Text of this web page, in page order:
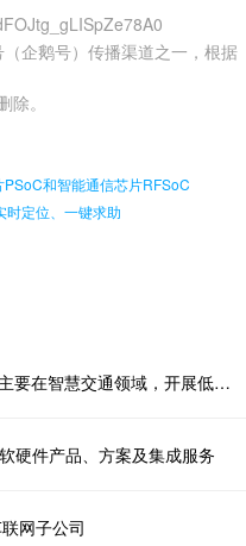
企鹅号）传播渠道之一，根据
。
和智能通信芯片RFSoC
定位、一键求助
高鸿股份(000851.SZ)：在人工智能方面，目前主要在智慧交通领域，开展低速无人驾驶、基于视频的AI分析等研究工作
硬件产品、方案及集成服务
网子公司